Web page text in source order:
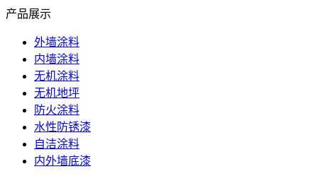
产品展示
外墙涂料
内墙涂料
无机涂料
无机地坪
防火涂料
水性防锈漆
自洁涂料
内外墙底漆